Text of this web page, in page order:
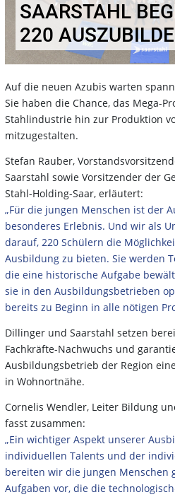
SAARSTAHL
20
Auf die neuen Azubis warten
Sie haben die Chance, das Mega-
Stahlindustrie hin zur Produktion
mitzugestalten.
Stefan Rauber,
Saarstahl sowie Vorsitzender der
Stahl-Holding-Saar, erläutert:
„Für die jungen Menschen ist der
besonderes Erlebnis. Und wir als
darauf, 220 Schülern die
Ausbildung zu bieten. Sie werden
die eine historische Aufgabe
sie in den Ausbildungsbetrieben
bereits zu Beginn in alle nötigen
Dillinger und Saarstahl setzen
Fachkräfte-Nachwuchs und
Ausbildungsbetrieb der Region
in Wohnortnähe.
Cornelis Wendler, Leiter Bildung
fasst zusammen:
„Ein wichtiger Aspekt unserer
individuellen Talents und der
bereiten wir die jungen Menschen
Aufgaben vor, die die